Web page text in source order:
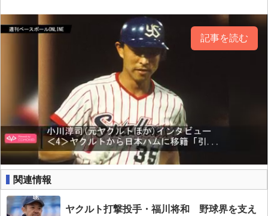
記事を読む
関連情報
ヤクルト打撃投手・福川将和 野球界を支え